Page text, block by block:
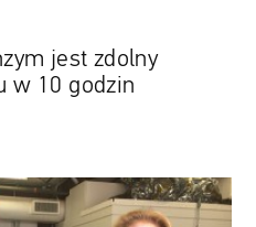
jest zdolny
w 10 godzin